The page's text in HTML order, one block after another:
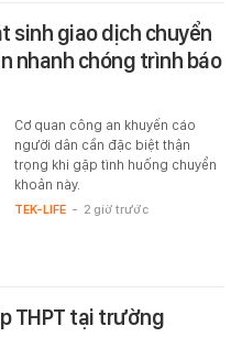
sinh giao dịch chuyển
nhanh chóng trình báo
Cơ quan công an khuyến cáo
người dân cần đặc biệt thận
trọng khi gặp tình huống chuyển
khoản này.
TEK-LIFE - 2 giờ trước
THPT tại trường